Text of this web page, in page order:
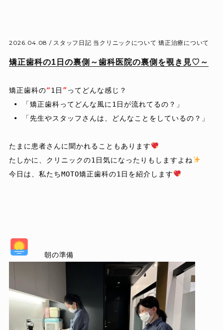
2026.04.08 / スタッフ日記 当クリニックについて 矯正治療について
矯正歯科の1日の裏側～歯科医院の裏側を覗き見♡～
矯正歯科の“1日 ” ってどんな感じ？
• 「矯正歯科ってどんな風に1日が流れてるの？」
• 「先生やスタッフさんは、どんなことをしているの？」
たまに患者さんに聞かれることもあります
たしかに、クリニックの1日気になったりもしますよね
今日は、私たちMOTO矯正歯科の1日を紹介します
朝の準備